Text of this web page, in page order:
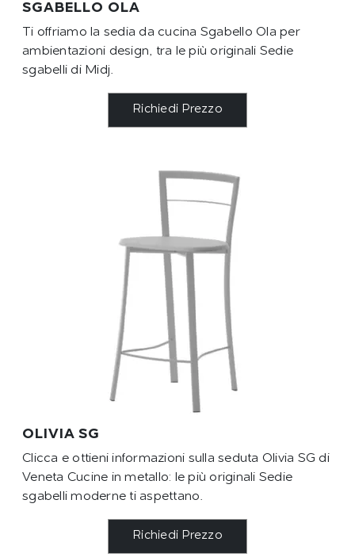
SGABELLO OLA
Ti offriamo la sedia da cucina Sgabello Ola per
ambientazioni design, tra le più originali Sedie
sgabelli di Midj.
Richiedi Prezzo
OLIVIA SG
Clicca e ottieni informazioni sulla seduta Olivia SG di
Veneta Cucine in metallo: le più originali Sedie
sgabelli moderne ti aspettano.
Richiedi Prezzo